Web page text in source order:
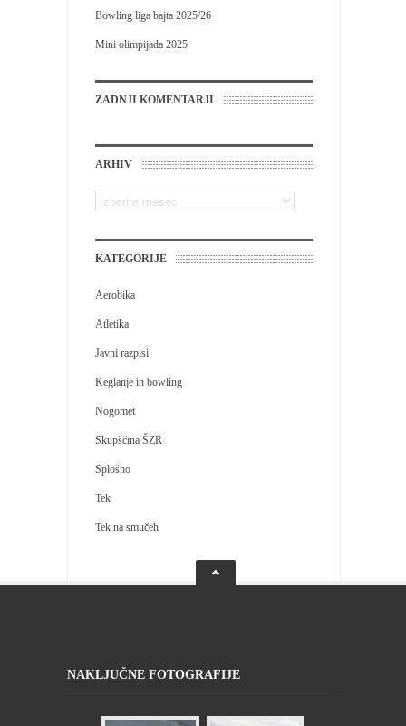
Bowling liga bajta 2025/26
Mini olimpijada 2025
ZADNJI KOMENTARJI
ARHIV
KATEGORIJE
Aerobika
Atletika
Javni razpisi
Keglanje in bowling
Nogomet
Skupščina ŠZR
Splošno
Tek
Tek na smučeh
NAKLJUČNE FOTOGRAFIJE